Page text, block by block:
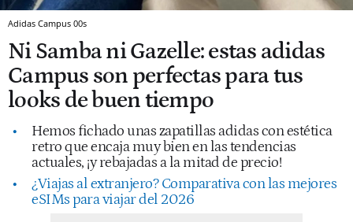
Adidas Campus 00s
Ni Samba ni Gazelle: estas adidas
Campus son perfectas para tus
looks de buen tiempo
Hemos fichado unas zapatillas adidas con estética
retro que encaja muy bien en las tendencias
actuales, ¡y rebajadas a la mitad de precio!
¿Viajas al extranjero? Comparativa con las mejores
eSIMs para viajar del 2026